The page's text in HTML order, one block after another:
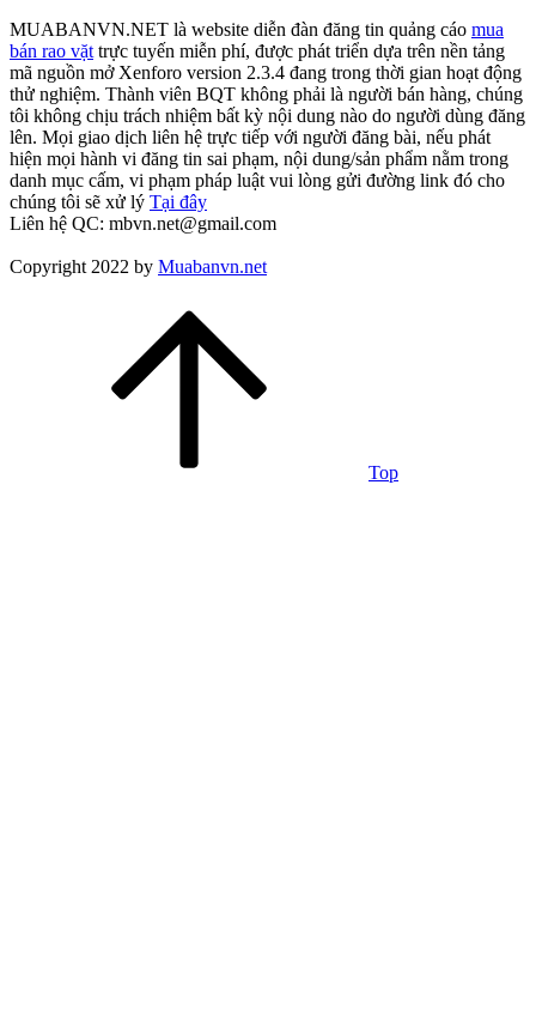
MUABANVN.NET là website diễn đàn đăng tin quảng cáo mua
bán rao vặt trực tuyến miễn phí, được phát triển dựa trên nền tảng
mã nguồn mở Xenforo version 2.3.4 đang trong thời gian hoạt động
thử nghiệm. Thành viên BQT không phải là người bán hàng, chúng
tôi không chịu trách nhiệm bất kỳ nội dung nào do người dùng đăng
lên. Mọi giao dịch liên hệ trực tiếp với người đăng bài, nếu phát
hiện mọi hành vi đăng tin sai phạm, nội dung/sản phẩm nằm trong
danh mục cấm, vi phạm pháp luật vui lòng gửi đường link đó cho
chúng tôi sẽ xử lý Tại đây
Liên hệ QC: mbvn.net@gmail.com
Copyright 2022 by Muabanvn.net
Top